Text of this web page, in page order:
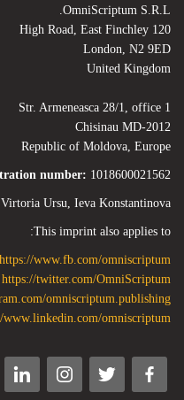
OmniScriptum S.R.L.
120 High Road, East Finchley
London, N2 9ED
United Kingdom
Str. Armeneasca 28/1, office 1
Chisinau MD-2012
Republic of Moldova, Europe
number: 1018600021562
Virtoria Ursu, Ieva Konstantinova
This imprint also applies to:
https://www.fb.com/omniscriptum
https://twitter.com/OmniScriptum
omniscriptum.publishing
www.linkedin.com/omniscriptum